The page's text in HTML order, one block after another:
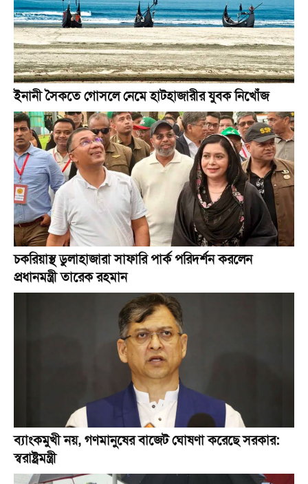
ইনানী সৈকতে গোসলে নেমে হাটহাজারীর যুবক নিখোঁজ
চকরিয়াস্থ ডুলাহাজারা সাফারি পার্ক পরিদর্শন করলেন
প্রধানমন্ত্রী তারেক রহমান
ব্যাংকমুখী নয়, গণমানুষের বাজেট ঘোষণা করেছে সরকার:
স্বরাষ্ট্রমন্ত্রী